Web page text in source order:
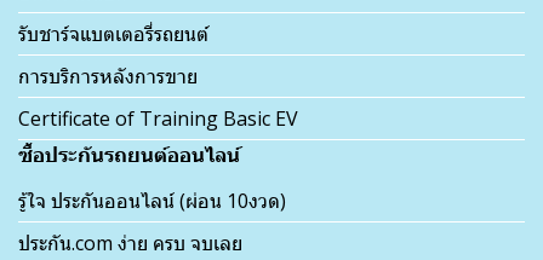
รับชาร์จแบตเตอรี่รถยนต์
การบริการหลังการขาย
Certificate of Training Basic EV
ซื้อประกันรถยนต์ออนไลน์
รู้ใจ ประกันออนไลน์ (ผ่อน 10งวด)
ประกัน.com ง่าย ครบ จบเลย